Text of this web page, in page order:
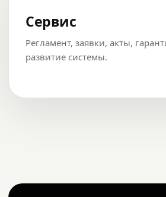
Сервис
Регламент, заявки, акты,
развитие системы.